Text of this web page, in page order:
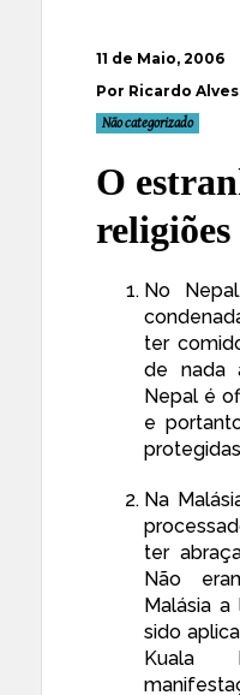
11 de Maio, 2006
Por Ricardo Alves
Não categorizado
O
religiões
No
ter
de nada
Nepal é
e
Na
ter
Não
Malásia
sido
Kuala